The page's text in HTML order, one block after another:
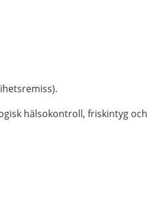
hälsokontroll, friskintyg och